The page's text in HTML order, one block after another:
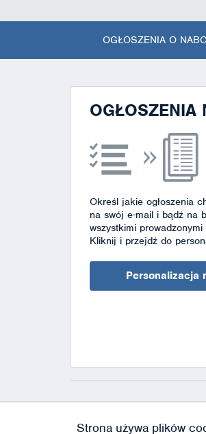
OGŁOSZENIA O
OGŁOSZENIA
Określ jakie ogłoszenia
na swój e-mail i bądź na
wszystkimi prowadzonymi
Kliknij i przejdź do
Personalizacja
Strona używa plików